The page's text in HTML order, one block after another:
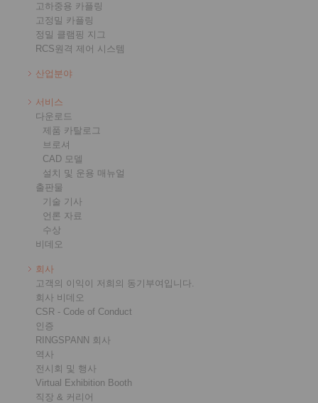
고하중용 카플링
고정밀 카플링
정밀 클램핑 지그
RCS원격 제어 시스템
산업분야
서비스
다운로드
제품 카탈로그
브로셔
CAD 모델
설치 및 운용 매뉴얼
출판물
기술 기사
언론 자료
수상
비데오
회사
고객의 이익이 저희의 동기부여입니다.
회사 비데오
CSR - Code of Conduct
인증
RINGSPANN 회사
역사
전시회 및 행사
Virtual Exhibition Booth
직장 & 커리어